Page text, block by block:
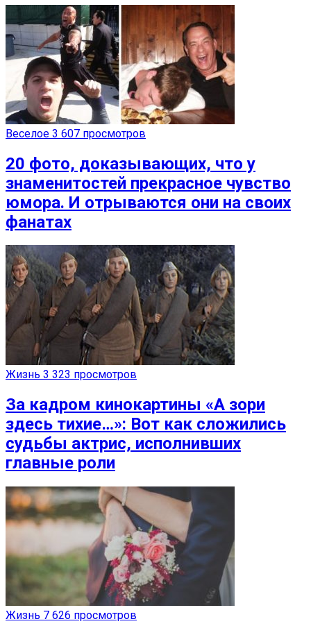
Веселое 3 607 просмотров
20 фото, доказывающих, что у
знаменитостей прекрасное чувство
юмора. И отрываются они на своих
фанатах
Жизнь 3 323 просмотров
За кадром кинокартины «А зори
здесь тихие…»: Вот как сложились
судьбы актрис, исполнивших
главные роли
Жизнь 7 626 просмотров